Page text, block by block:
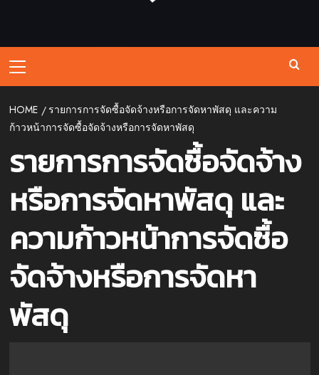
Menu
HOME
รายการการจัดซื้อจัดจ้างหรือการจัดหาพัสดุ และความ
ก้าวหน้าการจัดซื้อจัดจ้างหรือการจัดหาพัสดุ
รายการการจัดซื้อจัดจ้าง
หรือการจัดหาพัสดุ และ
ความก้าวหน้าการจัดซื้อ
จัดจ้างหรือการจัดหา
พัสดุ